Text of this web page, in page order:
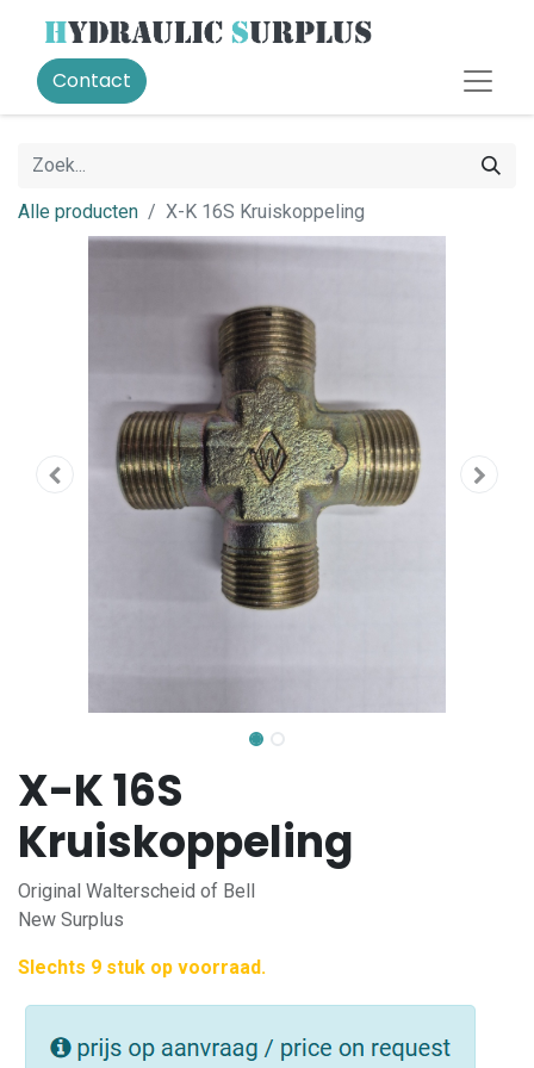
Contact
Alle producten X-K 16S Kruiskoppeling
X-K 16S
Kruiskoppeling
Original Walterscheid of Bell
New Surplus
Slechts 9 stuk op voorraad.